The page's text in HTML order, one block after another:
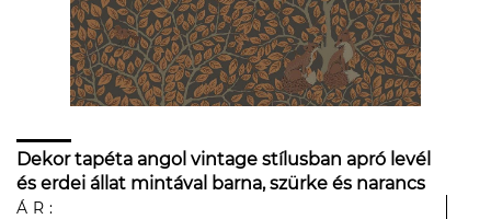
Dekor tapéta angol vintage stílusban apró levél
és erdei állat mintával barna, szürke és narancs
színben
ÁR: